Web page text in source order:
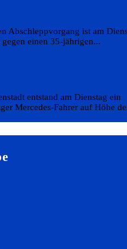
Abschleppvorgang ist am
einen 35-jährigen...
entstand am Dienstag ein
Mercedes-Fahrer auf Höhe